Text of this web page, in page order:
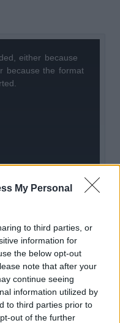
My Personal
to third parties, or
information for
the below opt-out
note that after your
continue seeing
information utilized by
to third parties prior to
out of the further
either because
because the format
a 2026-os hat
között
és Zandvoort,
sprintet. Eközben
arról, hogy 2027-
számát.